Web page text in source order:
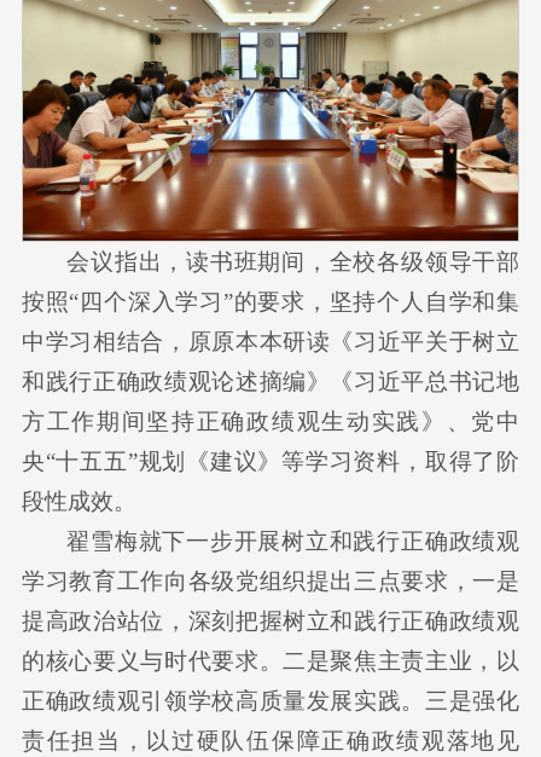
会议指出，读书班期间，全校各级领导干部
按照“四个深入学习”的要求，坚持个人自学和集
中学习相结合，原原本本研读《习近平关于树立
和践行正确政绩观论述摘编》《习近平总书记地
方工作期间坚持正确政绩观生动实践》、党中
央“十五五”规划《建议》等学习资料，取得了阶
段性成效。
翟雪梅就下一步开展树立和践行正确政绩观
学习教育工作向各级党组织提出三点要求，一是
提高政治站位，深刻把握树立和践行正确政绩观
的核心要义与时代要求。二是聚焦主责主业，以
正确政绩观引领学校高质量发展实践。三是强化
责任担当，以过硬队伍保障正确政绩观落地见